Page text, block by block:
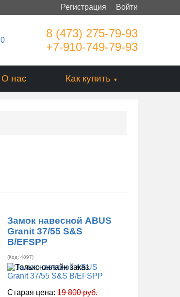
Войти
Регистрация
0
8 (473) 275-79-93
+7-910-749-79-93
О нас Как купить
Замок навесной ABUS
Granit 37/55 S&S
B/EFSPP
(Код:4897)
Старая цена:19 800 руб.